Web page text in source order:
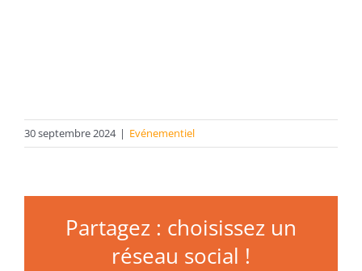
30 septembre 2024 | Evénementiel
Partagez : choisissez un
réseau social !